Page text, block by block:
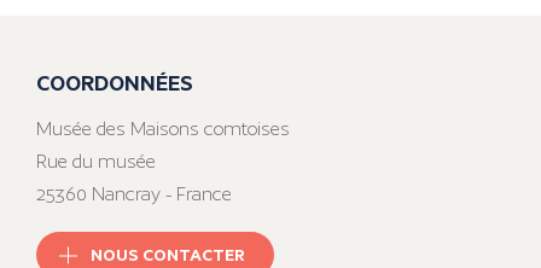
COORDONNÉES
Musée des Maisons comtoises
Rue du musée
25360 Nancray - France
NOUS CONTACTER